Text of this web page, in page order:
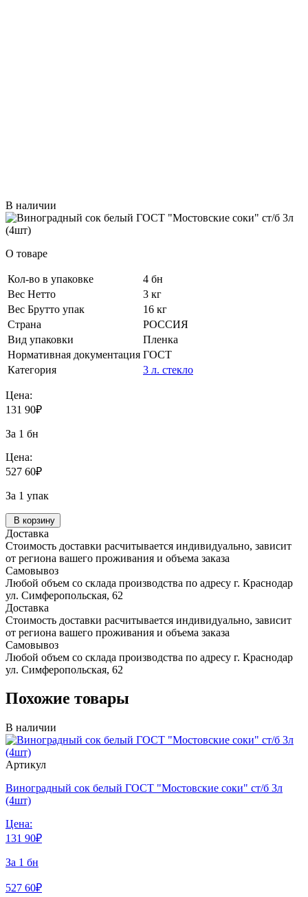
В наличии
О товаре
Кол-во в упаковке
4 бн
Вес Нетто
3 кг
Вес Брутто упак
16 кг
Страна
РОССИЯ
Вид упаковки
Пленка
Нормативная документация ГОСТ
Категория
3 л. стекло
Цена:
131 90₽
За 1 бн
Цена:
527 60₽
За 1 упак
В корзину
Доставка
Стоимость доставки расчитывается индивидуально, зависит
от региона вашего проживания и объема заказа
Самовывоз
Любой объем со склада производства по адресу г. Краснодар
ул. Симферопольская, 62
Доставка
Стоимость доставки расчитывается индивидуально, зависит
от региона вашего проживания и объема заказа
Самовывоз
Любой объем со склада производства по адресу г. Краснодар
ул. Симферопольская, 62
Похожие товары
В наличии
Артикул
Виноградный сок белый ГОСТ "Мостовские соки" ст/б 3л
(4шт)
Цена:
131 90₽
За 1 бн
527 60₽